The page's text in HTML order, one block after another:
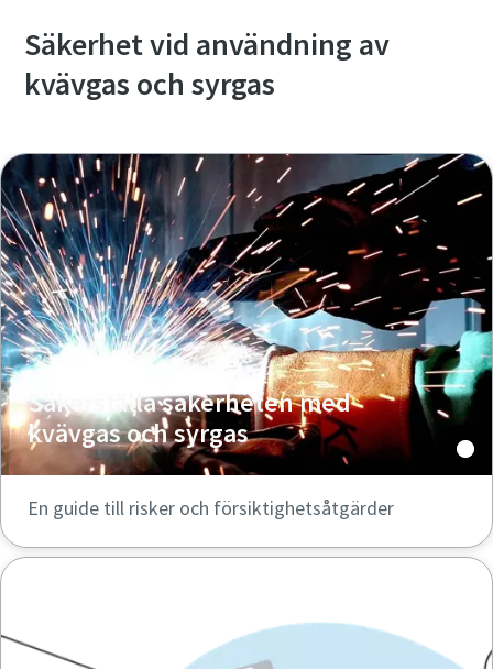
Säkerhet vid användning av
kvävgas och syrgas
Säkerställa säkerheten med
kvävgas och syrgas
En guide till risker och försiktighetsåtgärder